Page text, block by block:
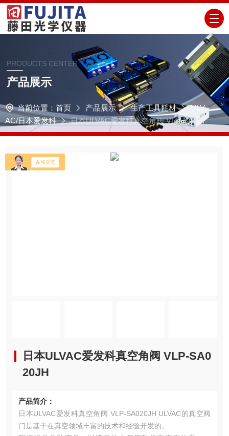
PRODUCTS CENTER
产品展示
当前位置： 首页 产品展示 生产工具耗材
ULV
AC/日本爱发科
日本ULVAC爱发科真空角阀 VLP-SA020
JH
日本ULVAC爱发科真空角阀 VLP-SA0
20JH
产品简介：
日本ULVAC爱发科真空角阀 VLP-SA020JH ULVAC的真空阀
门是基于在真空领域丰富的技术和经验开发的。